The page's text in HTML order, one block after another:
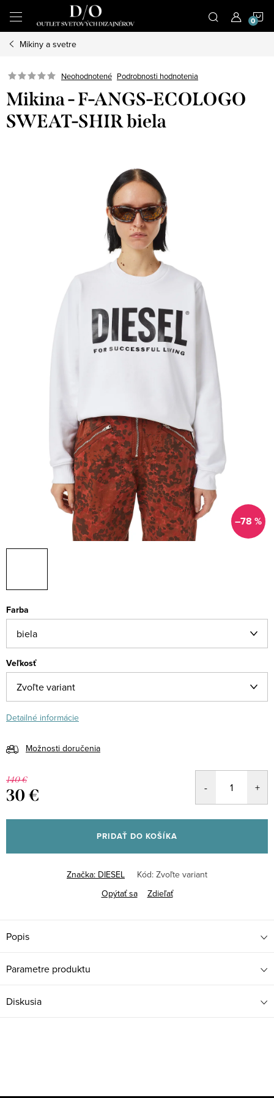
obsah
Mikiny a svetre
Neohodnotené Podrobnosti hodnotenia
Mikina - F-ANGS-ECOLOGO
SWEAT-SHIR biela
–78 %
Farba
Veľkosť
Detailné informácie
Možnosti doručenia
140 €
30 €
cena:
PRIDAŤ DO KOŠÍKA
Značka: DIESEL Kód: Zvoľte variant
Opýtať sa
Zdieľať
Popis
Parametre produktu
Diskusia